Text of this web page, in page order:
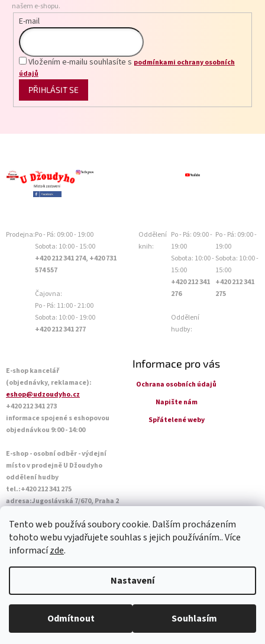
Tento web používá soubory cookie. Dalším procházením
tohoto webu vyjadřujete souhlas s jejich používáním.. Více
informacízde.
Nastavení
Odmítnout Souhlasím
našem e-shopu.
E-mail
Vložením e-mailu souhlasíte s podmínkami ochrany osobních
údajů
PŘIHLÁSIT SE
Prodejna:Po - Pá: 09:00 - 19:00
Sobota: 10:00 - 15:00
+420 212 341 274, +420 731
574 557
Čajovna:
Po - Pá: 11:00 - 21:00
Sobota: 10:00 - 19:00
+420 212 341 277
Oddělení
knih:
Po - Pá: 09:00 -
19:00
Sobota: 10:00 -
15:00
+420 212 341
276
Oddělení
hudby:
Po - Pá: 09:00 -
19:00
Sobota: 10:00 -
15:00
+420 212 341
275
E-shop kancelář
(objednávky, reklamace):
eshop@udzoudyho.cz
+420 212 341 273
informace spojené s eshopovou
objednávkou 9:00 - 14:00
E-shop - osobní odběr - výdejní
místo v prodejně U Džoudyho
oddělení hudby
tel.:+420 212 341 275
adresa:Jugoslávská 7/670, Praha 2
Sobota: 10:00 - 14:45
Informace pro vás
Ochrana osobních údajů
Napište nám
Spřátelené weby
Copyright 2026U Džoudyho. Všechna práva vyhrazena.